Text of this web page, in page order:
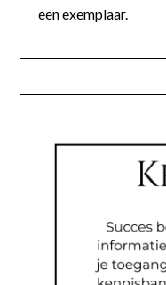
een exemplaar.